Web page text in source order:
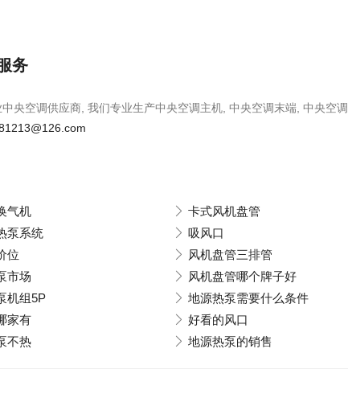
务
央空调供应商, 我们专业生产中央空调主机, 中央空调末端, 中央空
气机 卡式风机盘管
泵系统
吸风口
位
风机盘管三排管
市场
风机盘管哪个牌子好
机组5P
地源热泵需要什么条件
家有
好看的风口
不热
地源热泵的销售